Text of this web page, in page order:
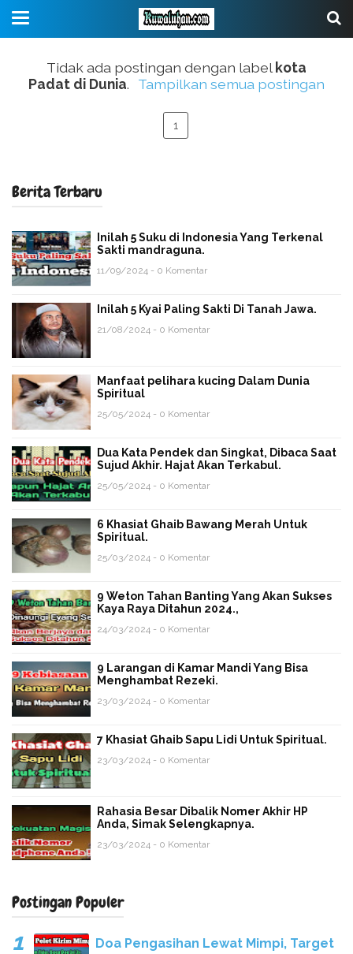
Tidak ada postingan dengan label kota
Padat di Dunia. Tampilkan semua postingan
1
Berita Terbaru
Inilah 5 Suku di Indonesia Yang Terkenal
Sakti mandraguna.
11/09/2024 - 0 Komentar
Inilah 5 Kyai Paling Sakti Di Tanah Jawa.
21/08/2024 - 0 Komentar
Manfaat pelihara kucing Dalam Dunia
Spiritual
25/05/2024 - 0 Komentar
Dua Kata Pendek dan Singkat, Dibaca Saat
Sujud Akhir. Hajat Akan Terkabul.
25/05/2024 - 0 Komentar
6 Khasiat Ghaib Bawang Merah Untuk
Spiritual.
25/03/2024 - 0 Komentar
9 Weton Tahan Banting Yang Akan Sukses
Kaya Raya Ditahun 2024.,
24/03/2024 - 0 Komentar
9 Larangan di Kamar Mandi Yang Bisa
Menghambat Rezeki.
23/03/2024 - 0 Komentar
7 Khasiat Ghaib Sapu Lidi Untuk Spiritual.
23/03/2024 - 0 Komentar
Rahasia Besar Dibalik Nomer Akhir HP
Anda, Simak Selengkapnya.
23/03/2024 - 0 Komentar
Postingan Populer
Doa Pengasihan Lewat Mimpi, Target